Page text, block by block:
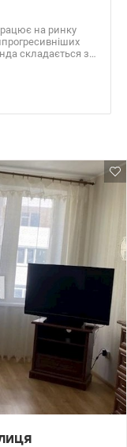
на ринку
складається з
нашої
компанії 2016”, VІІ